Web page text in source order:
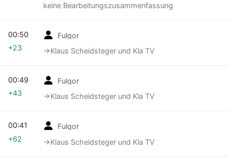
keine Bearbeitungszusammenfassung
Fulgor
→‎Klaus Scheidsteger und Kla TV
00:50
+23
Fulgor
→‎Klaus Scheidsteger und Kla TV
00:49
+43
Fulgor
→‎Klaus Scheidsteger und Kla TV
00:41
+62